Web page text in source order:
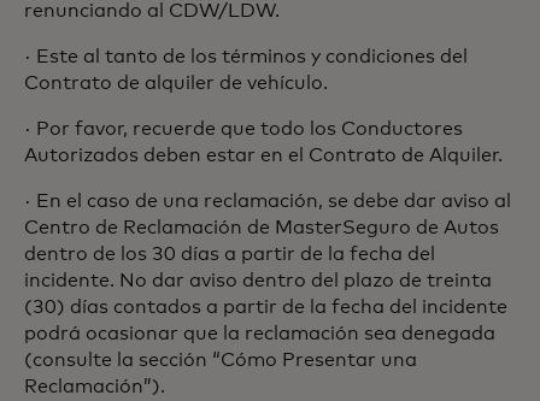
renunciando al CDW/LDW.
· Este al tanto de los términos y condiciones del
Contrato de alquiler de vehículo.
· Por favor, recuerde que todo los Conductores
Autorizados deben estar en el Contrato de Alquiler.
· En el caso de una reclamación, se debe dar aviso al
Centro de Reclamación de MasterSeguro de Autos
dentro de los 30 días a partir de la fecha del
incidente. No dar aviso dentro del plazo de treinta
(30) días contados a partir de la fecha del incidente
podrá ocasionar que la reclamación sea denegada
(consulte la sección “Cómo Presentar una
Reclamación”).